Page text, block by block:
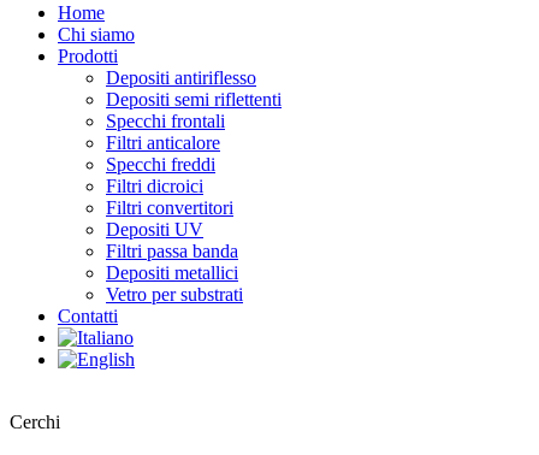
Home
Chi siamo
Prodotti
Depositi antiriflesso
Depositi semi riflettenti
Specchi frontali
Filtri anticalore
Specchi freddi
Filtri dicroici
Filtri convertitori
Depositi UV
Filtri passa banda
Depositi metallici
Vetro per substrati
Contatti
Cerchi